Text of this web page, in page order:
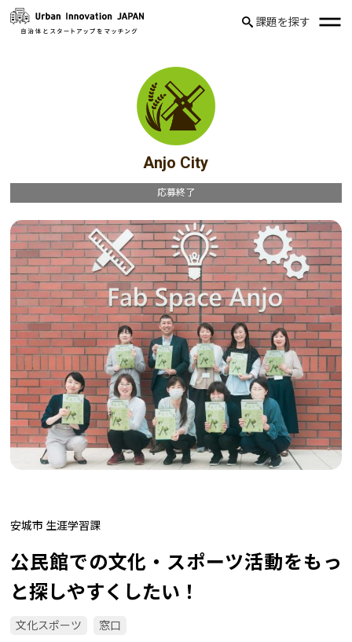
課題を探す
Anjo City
応募終了
安城市 生涯学習課
公民館での文化・スポーツ活動をもっ
と探しやすくしたい！
文化スポーツ 窓口